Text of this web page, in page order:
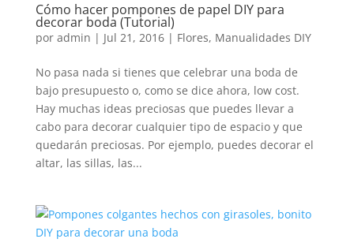
Cómo hacer pompones de papel DIY para
decorar boda (Tutorial)
por admin | Jul 21, 2016| Flores, Manualidades DIY
No pasa nada si tienes que celebrar una boda de
bajo presupuesto o, como se dice ahora, low cost.
Hay muchas ideas preciosas que puedes llevar a
cabo para decorar cualquier tipo de espacio y que
quedarán preciosas. Por ejemplo, puedes decorar el
altar, las sillas, las...